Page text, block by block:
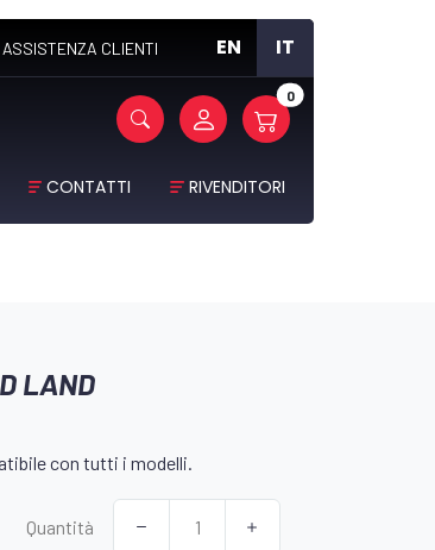
ASSISTENZA CLIENTI EN IT
0
CONTATTI RIVENDITORI
LAND
con tutti i modelli.
Quantità